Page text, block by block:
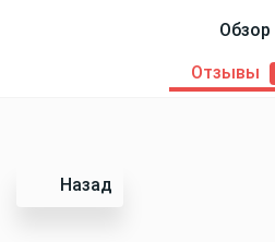
Обзор
Отзывы
Назад